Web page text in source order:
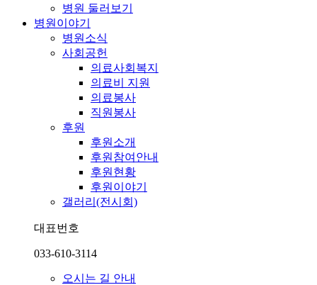
병원 둘러보기
병원이야기
병원소식
사회공헌
의료사회복지
의료비 지원
의료봉사
직원봉사
후원
후원소개
후원참여안내
후원현황
후원이야기
갤러리(전시회)
대표번호
033-610-3114
오시는 길 안내